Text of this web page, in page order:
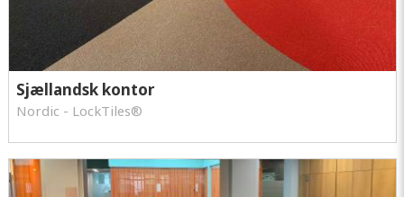
Sjællandsk kontor
Nordic - LockTiles®